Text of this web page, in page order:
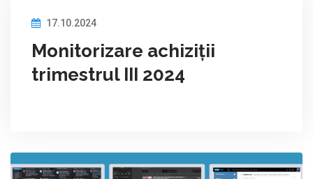
17.10.2024
Monitorizare achiziții
trimestrul III 2024